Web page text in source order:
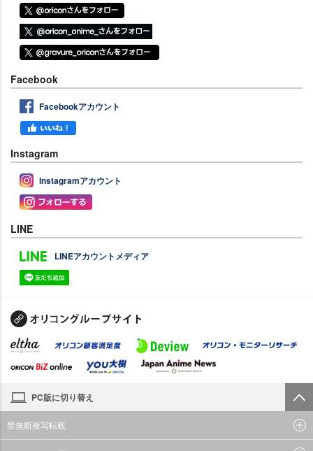
Facebook
Facebookアカウント
Instagram
Instagramアカウント
LINE
LINEアカウントメディア
PC版に切り替え
禁無断複写転載